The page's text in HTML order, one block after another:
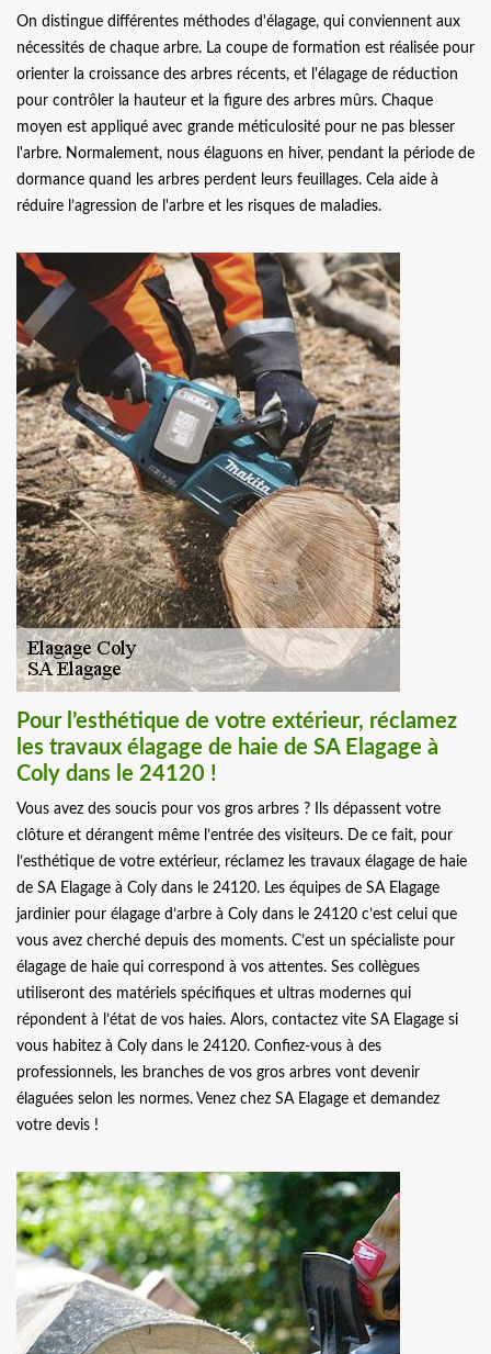
On distingue différentes méthodes d'élagage, qui conviennent aux
nécessités de chaque arbre. La coupe de formation est réalisée pour
orienter la croissance des arbres récents, et l'élagage de réduction
pour contrôler la hauteur et la figure des arbres mûrs. Chaque
moyen est appliqué avec grande méticulosité pour ne pas blesser
l'arbre. Normalement, nous élaguons en hiver, pendant la période de
dormance quand les arbres perdent leurs feuillages. Cela aide à
réduire l’agression de l'arbre et les risques de maladies.
Pour l’esthétique de votre extérieur, réclamez
les travaux élagage de haie de SA Elagage à
Coly dans le 24120 !
Vous avez des soucis pour vos gros arbres ? Ils dépassent votre
clôture et dérangent même l’entrée des visiteurs. De ce fait, pour
l’esthétique de votre extérieur, réclamez les travaux élagage de haie
de SA Elagage à Coly dans le 24120. Les équipes de SA Elagage
jardinier pour élagage d’arbre à Coly dans le 24120 c’est celui que
vous avez cherché depuis des moments. C’est un spécialiste pour
élagage de haie qui correspond à vos attentes. Ses collègues
utiliseront des matériels spécifiques et ultras modernes qui
répondent à l’état de vos haies. Alors, contactez vite SA Elagage si
vous habitez à Coly dans le 24120. Confiez-vous à des
professionnels, les branches de vos gros arbres vont devenir
élaguées selon les normes. Venez chez SA Elagage et demandez
votre devis !